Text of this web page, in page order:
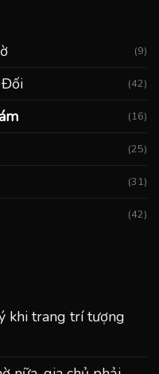
(9)
Đối (42)
(16)
(25)
(31)
(42)
khi trang trí tượng